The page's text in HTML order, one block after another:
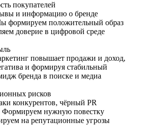
покупателей
и информацию о бренде
формируем положительный образ
доверие в цифровой среде
повышает продажи и доход,
и формируя стабильный
бренда в поиске и медиа
рисков
конкурентов, чёрный PR
нужную повестку
на репутационные угрозы